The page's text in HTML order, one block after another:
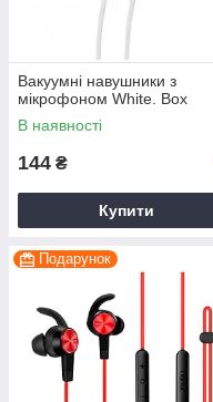
Вакуумні навушники з
мікрофоном White. Box
В наявності
144 ₴
Купити
Подарунок